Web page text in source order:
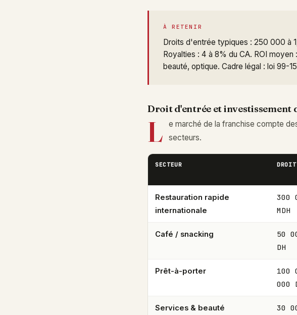
À RETENIR
Droits d'entrée typiques : 250 000 à
Royalties : 4 à 8% du CA. ROI
beauté, optique. Cadre légal : loi 99-
Droit d'entrée et investissement
L
e marché de la franchise compte
secteurs.
SECTEUR
Restauration rapide
internationale
300
MDH
Café / snacking
50
DH
Prêt-à-porter
100
000
Services & beauté
30